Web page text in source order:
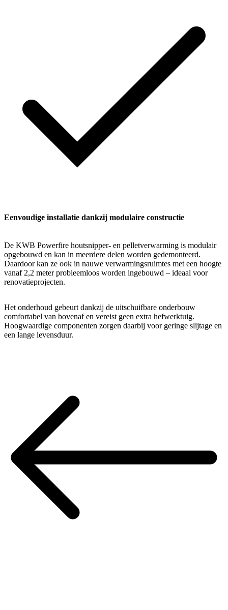
Eenvoudige installatie dankzij modulaire constructie
De KWB Powerfire houtsnipper- en pelletverwarming is modulair
opgebouwd en kan in meerdere delen worden gedemonteerd.
Daardoor kan ze ook in nauwe verwarmingsruimtes met een hoogte
vanaf 2,2 meter probleemloos worden ingebouwd – ideaal voor
renovatieprojecten.
Het onderhoud gebeurt dankzij de uitschuifbare onderbouw
comfortabel van bovenaf en vereist geen extra hefwerktuig.
Hoogwaardige componenten zorgen daarbij voor geringe slijtage en
een lange levensduur.